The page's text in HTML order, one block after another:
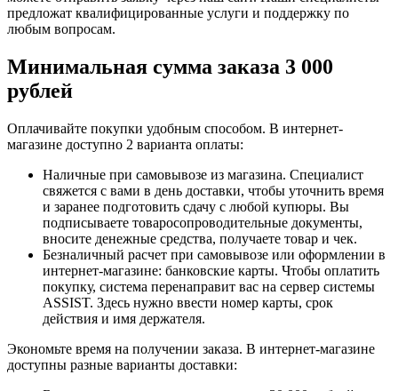
предложат квалифицированные услуги и поддержку по
любым вопросам.
Минимальная сумма заказа 3 000
рублей
Оплачивайте покупки удобным способом. В интернет-
магазине доступно 2 варианта оплаты:
Наличные при самовывозе из магазина. Специалист
свяжется с вами в день доставки, чтобы уточнить время
и заранее подготовить сдачу с любой купюры. Вы
подписываете товаросопроводительные документы,
вносите денежные средства, получаете товар и чек.
Безналичный расчет при самовывозе или оформлении в
интернет-магазине: банковские карты. Чтобы оплатить
покупку, система перенаправит вас на сервер системы
ASSIST. Здесь нужно ввести номер карты, срок
действия и имя держателя.
Экономьте время на получении заказа. В интернет-магазине
доступны разные варианты доставки: